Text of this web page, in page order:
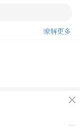
瞭解更多
close